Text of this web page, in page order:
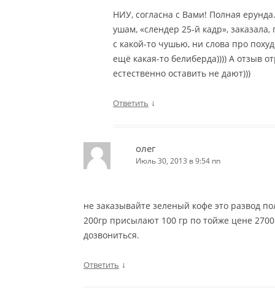
НИУ, согласна с Вами! Полная
ушам, «слендер 25-й кадр»,
с какой-то чушью, ни слова про
ещё какая-то белиберда)))) А отзыв
естественно оставить не дают)))
Ответить ↓
олег
Июль 30, 2013 в 9:54 пп
не заказывайте зеленый кофе это развод
200гр присылают 100 гр по тойже цене
дозвониться.
Ответить ↓